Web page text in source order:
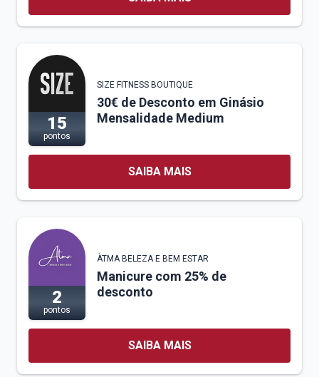
15
pontos
SIZE FITNESS BOUTIQUE
30€ de Desconto em Ginásio
Mensalidade Medium
SAIBA MAIS
2
pontos
ÀTMA BELEZA E BEM ESTAR
Manicure com 25% de
desconto
SAIBA MAIS